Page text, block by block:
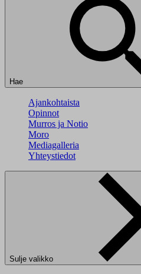
Hae
Ajankohtaista
Opinnot
Murros ja Notio
Moro
Mediagalleria
Yhteystiedot
Sulje valikko